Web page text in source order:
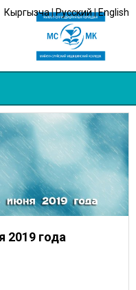
Кыргызча|Русский|English
2019 года